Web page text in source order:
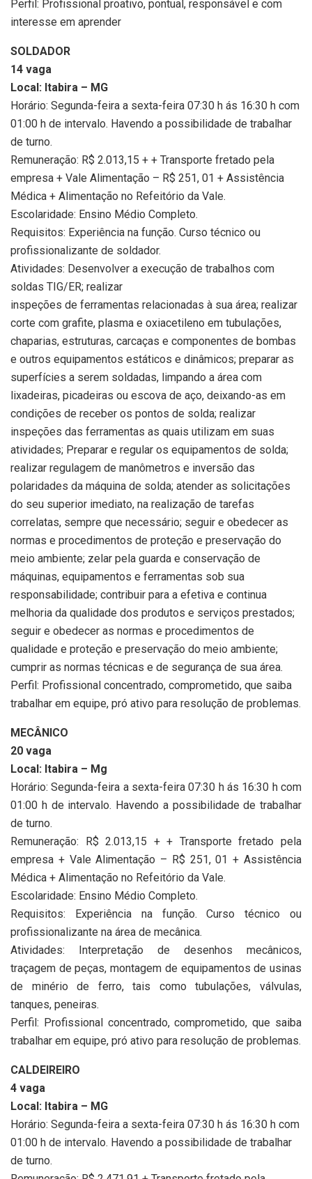
Perfil: Profissional proativo, pontual, responsável e com
interesse em aprender
SOLDADOR
14 vaga
Local: Itabira – MG
Horário: Segunda-feira a sexta-feira 07:30 h ás 16:30 h com
01:00 h de intervalo. Havendo a possibilidade de trabalhar
de turno.
Remuneração: R$ 2.013,15 + + Transporte fretado pela
empresa + Vale Alimentação – R$ 251, 01 + Assistência
Médica + Alimentação no Refeitório da Vale.
Escolaridade: Ensino Médio Completo.
Requisitos: Experiência na função. Curso técnico ou
profissionalizante de soldador.
Atividades: Desenvolver a execução de trabalhos com
soldas TIG/ER; realizar
inspeções de ferramentas relacionadas à sua área; realizar
corte com grafite, plasma e oxiacetileno em tubulações,
chaparias, estruturas, carcaças e componentes de bombas
e outros equipamentos estáticos e dinâmicos; preparar as
superfícies a serem soldadas, limpando a área com
lixadeiras, picadeiras ou escova de aço, deixando-as em
condições de receber os pontos de solda; realizar
inspeções das ferramentas as quais utilizam em suas
atividades; Preparar e regular os equipamentos de solda;
realizar regulagem de manômetros e inversão das
polaridades da máquina de solda; atender as solicitações
do seu superior imediato, na realização de tarefas
correlatas, sempre que necessário; seguir e obedecer as
normas e procedimentos de proteção e preservação do
meio ambiente; zelar pela guarda e conservação de
máquinas, equipamentos e ferramentas sob sua
responsabilidade; contribuir para a efetiva e continua
melhoria da qualidade dos produtos e serviços prestados;
seguir e obedecer as normas e procedimentos de
qualidade e proteção e preservação do meio ambiente;
cumprir as normas técnicas e de segurança de sua área.
Perfil: Profissional concentrado, comprometido, que saiba
trabalhar em equipe, pró ativo para resolução de problemas.
MECÂNICO
20 vaga
Local: Itabira – Mg
Horário: Segunda-feira a sexta-feira 07:30 h ás 16:30 h com
01:00 h de intervalo. Havendo a possibilidade de trabalhar
de turno.
Remuneração: R$ 2.013,15 + + Transporte fretado pela
empresa + Vale Alimentação – R$ 251, 01 + Assistência
Médica + Alimentação no Refeitório da Vale.
Escolaridade: Ensino Médio Completo.
Requisitos: Experiência na função. Curso técnico ou
profissionalizante na área de mecânica.
Atividades: Interpretação de desenhos mecânicos,
traçagem de peças, montagem de equipamentos de usinas
de minério de ferro, tais como tubulações, válvulas,
tanques, peneiras.
Perfil: Profissional concentrado, comprometido, que saiba
trabalhar em equipe, pró ativo para resolução de problemas.
CALDEIREIRO
4 vaga
Local: Itabira – MG
Horário: Segunda-feira a sexta-feira 07:30 h ás 16:30 h com
01:00 h de intervalo. Havendo a possibilidade de trabalhar
de turno.